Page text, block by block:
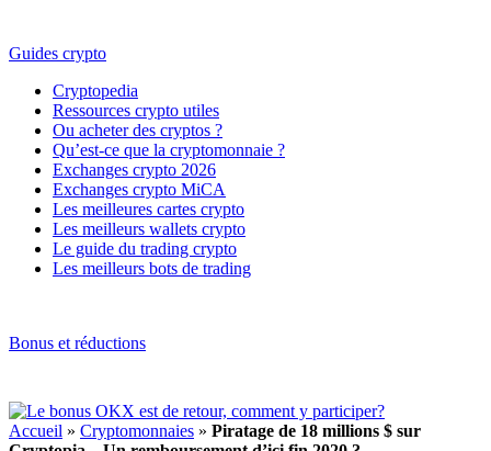
Guides crypto
Cryptopedia
Ressources crypto utiles
Ou acheter des cryptos ?
Qu’est-ce que la cryptomonnaie ?
Exchanges crypto 2026
Exchanges crypto MiCA
Les meilleures cartes crypto
Les meilleurs wallets crypto
Le guide du trading crypto
Les meilleurs bots de trading
Bonus et réductions
Accueil » Cryptomonnaies » Piratage de 18 millions $ sur